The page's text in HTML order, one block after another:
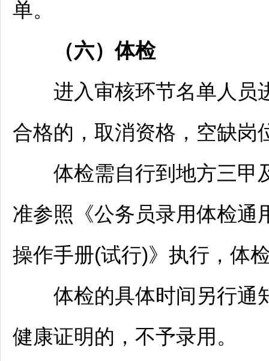
单。
（六）体检
进入审核环节名单人员
合格的，取消资格，空缺岗
体检需自行到地方三甲
准参照《公务员录用体检通
操作手册(试行)》执行，体
体检的具体时间另行通
健康证明的，不予录用。